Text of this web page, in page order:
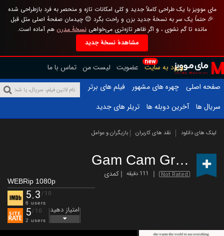
مای موویز با یک طراحی کاملاً جدید و کلی امکانات تازه و منحصر به فرد بازطراحی شده
🎉 حتماً یک سر به نسخهٔ جدید بزن و راحت بگرد 😊 چیدمان صفحهٔ اصلی مثل قبل
مانده تا گم نشوی ، و اگر ظاهر تازه‌تری می‌خواهینسخهٔ مدرن هم آماده است.
مشاهدهٔ نسخهٔ جدید
new
ورود به سایت عضویت لیست من تماس با ما
صفحه اصلی
چهره های مشهور
فیلم های برتر
سریال ها
آخرین دوبله ها تریلر های جدید
لینک های دانلود نقد های کاربران بازیگران و عوامل
Gam Cam Grrl (2019)
Not Rated 111 دقیقه کمدی
WEBRip 1080p
5.3 /10
6 users
5/10
2 users
امتیاز دهید